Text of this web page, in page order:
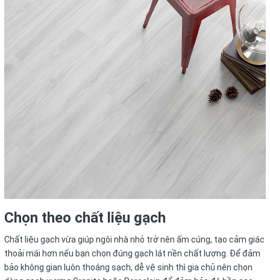
Chọn theo chất liệu gạch
Chất liệu gạch vừa giúp ngôi nhà nhỏ trở nên ấm cúng, tạo cảm giác
thoải mái hơn nếu bạn chọn đúng gạch lát nền chất lượng. Để đảm
bảo không gian luôn thoáng sạch, dễ vệ sinh thì gia chủ nên chọn